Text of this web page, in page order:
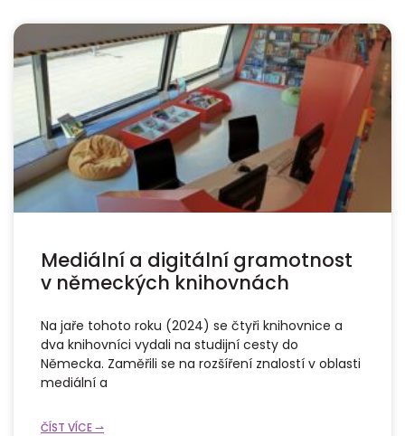
Mediální a digitální gramotnost
v německých knihovnách
Na jaře tohoto roku (2024) se čtyři knihovnice a
dva knihovníci vydali na studijní cesty do
Německa. Zaměřili se na rozšíření znalostí v oblasti
mediální a
ČÍST VÍCE ⇀